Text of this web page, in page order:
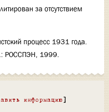
за отсутствием
процесс 1931 года.
РОССПЭН, 1999.
информацию ]